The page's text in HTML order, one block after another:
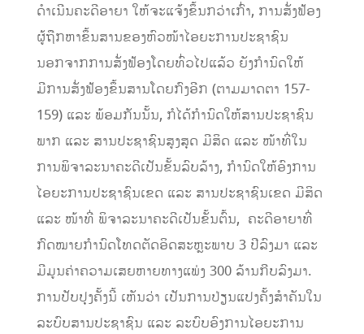
ດໍາເນີນຄະດີອາຍາ ໃຫ້ຈະແຈ້ງຂຶ້ນກວ່າເກົ່າ, ການສັ່ງຟ້ອງ
ຜູ້ຖືກຫາຂຶ້ນສານຂອງຫົວໜ້າໄອຍະການປະຊາຊົນ
ນອກຈາກການສັ່ງຟ້ອງໂດຍທົ່ວໄປແລ້ວ ຍັງກໍານົດໃຫ້
ມີການສັ່ງຟ້ອງຂຶ້ນສານໂດຍກົງອີກ (ຕາມມາດຕາ 157-
159) ແລະ ພ້ອມກັນນັ້ນ, ກໍໄດ້ກໍານົດໃຫ້ສານປະຊາຊົນ
ພາກ ແລະ ສານປະຊາຊົນສູງສຸດ ມີສິດ ແລະ ໜ້າທີ່ໃນ
ການພິຈາລະນາຄະດີເປັນຂັ້ນລົບລ້າງ, ກໍານົດໃຫ້ອົງການ
ໄອຍະການປະຊາຊົນເຂດ ແລະ ສານປະຊາຊົນເຂດ ມີສິດ
ແລະ ໜ້າທີ່ ພິຈາລະນາຄະດີເປັນຂັ້ນຕົ້ນ, ຄະດີອາຍາທີ່
ກົດໝາຍກໍານົດໂທດຕັດອິດສະຫຼະພາບ 3 ປີລົງມາ ແລະ
ມີມູນຄ່າຄວາມເສຍຫາຍທາງແພ່ງ 300 ລ້ານກີບລົງມາ.
ການປັບປຸງຄັ້ງນີ້ ເຫັນວ່າ ເປັນການປ່ຽນແປງຄັ້ງສໍາຄັນໃນ
ລະບົບສານປະຊາຊົນ ແລະ ລະບົບອົງການໄອຍະການ